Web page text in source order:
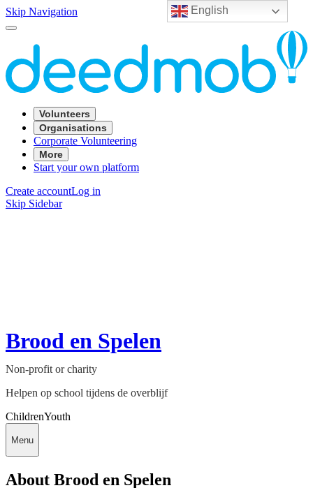
English
Skip Navigation
Volunteers
Organisations
Corporate Volunteering
More
Start your own platform
Create accountLog in
Skip Sidebar
Brood en Spelen
Non-profit or charity
Helpen op school tijdens de overblijf
ChildrenYouth
Menu
About Brood en Spelen